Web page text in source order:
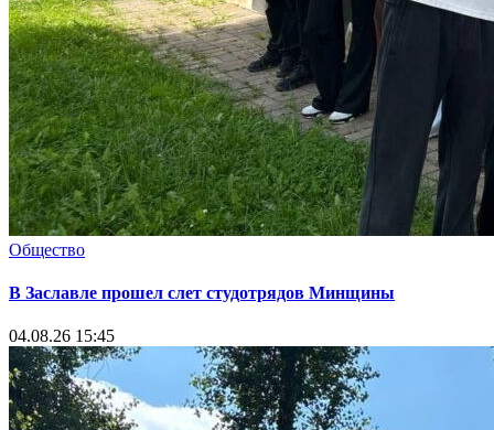
Общество
В Заславле прошел слет студотрядов Минщины
04.08.26 15:45